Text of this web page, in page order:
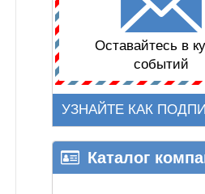
Оставайтесь в
событий
УЗНАЙТЕ КАК
Каталог